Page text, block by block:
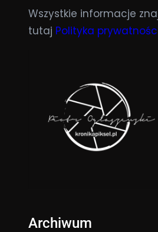
Wszystkie informacje
tutaj Polityka
Archiwum